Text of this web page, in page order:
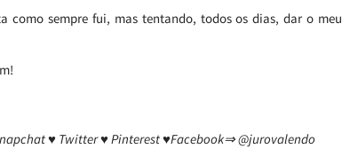
como sempre fui, mas tentando, todos os dias, dar o meu
♥ Twitter ♥ Pinterest ♥Facebook⇒ @jurovalendo